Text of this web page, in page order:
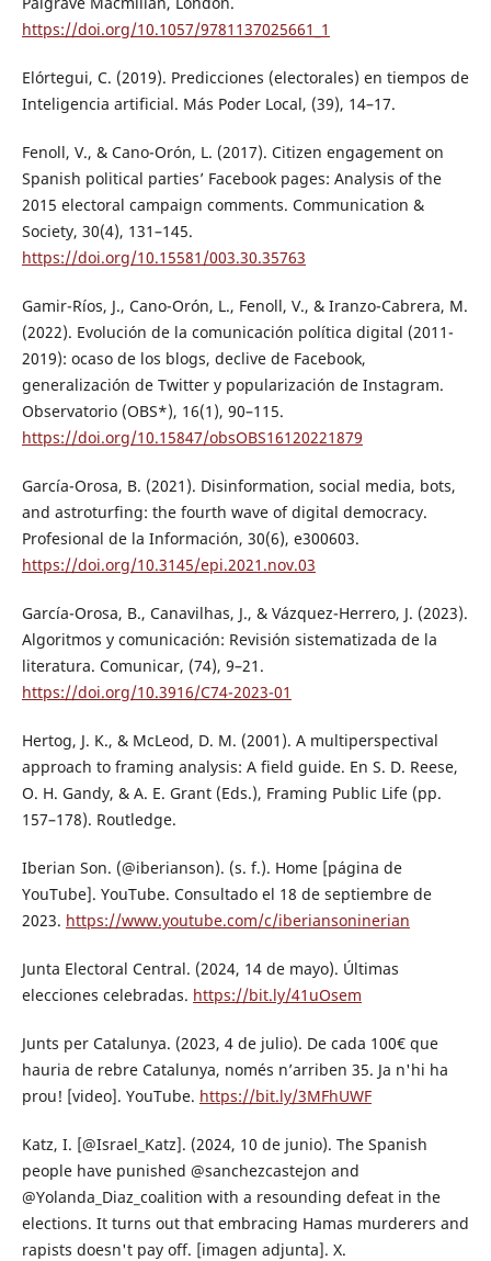
https://doi.org/10.1057/9781137025661_1
Elórtegui, C. (2019). Predicciones (electorales) en tiempos de
Inteligencia artificial. Más Poder Local, (39), 14–17.
Fenoll, V., & Cano-Orón, L. (2017). Citizen engagement on
Spanish political parties’ Facebook pages: Analysis of the
2015 electoral campaign comments. Communication &
Society, 30(4), 131–145.
https://doi.org/10.15581/003.30.35763
Gamir-Ríos, J., Cano-Orón, L., Fenoll, V., & Iranzo-Cabrera, M.
(2022). Evolución de la comunicación política digital (2011-
2019): ocaso de los blogs, declive de Facebook,
generalización de Twitter y popularización de Instagram.
Observatorio (OBS*), 16(1), 90–115.
https://doi.org/10.15847/obsOBS16120221879
García-Orosa, B. (2021). Disinformation, social media, bots,
and astroturfing: the fourth wave of digital democracy.
Profesional de la Información, 30(6), e300603.
https://doi.org/10.3145/epi.2021.nov.03
García-Orosa, B., Canavilhas, J., & Vázquez-Herrero, J. (2023).
Algoritmos y comunicación: Revisión sistematizada de la
literatura. Comunicar, (74), 9–21.
https://doi.org/10.3916/C74-2023-01
Hertog, J. K., & McLeod, D. M. (2001). A multiperspectival
approach to framing analysis: A field guide. En S. D. Reese,
O. H. Gandy, & A. E. Grant (Eds.), Framing Public Life (pp.
157–178). Routledge.
Iberian Son. (@iberianson). (s. f.). Home [página de
YouTube]. YouTube. Consultado el 18 de septiembre de
2023. https://www.youtube.com/c/iberiansoninerian
Junta Electoral Central. (2024, 14 de mayo). Últimas
elecciones celebradas. https://bit.ly/41uOsem
Junts per Catalunya. (2023, 4 de julio). De cada 100€ que
hauria de rebre Catalunya, només n’arriben 35. Ja n'hi ha
prou! [video]. YouTube. https://bit.ly/3MFhUWF
Katz, I. [@Israel_Katz]. (2024, 10 de junio). The Spanish
people have punished @sanchezcastejon and
@Yolanda_Diaz_coalition with a resounding defeat in the
elections. It turns out that embracing Hamas murderers and
rapists doesn't pay off. [imagen adjunta]. X.